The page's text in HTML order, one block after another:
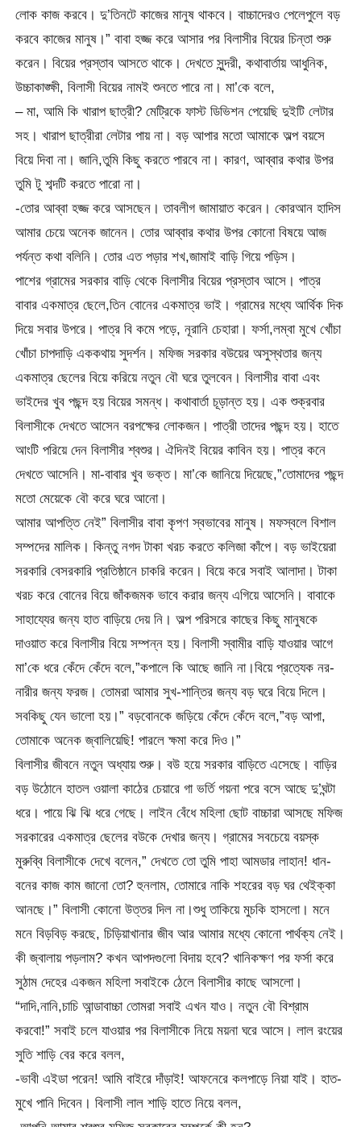
লোক কাজ করবে। দু’তিনটে কাজের মানুষ থাকবে। বাচ্চাদেরও পেলেপুলে বড়
করবে কাজের মানুষ।” বাবা হজ্জ করে আসার পর বিলাসীর বিয়ের চিন্তা শুরু
করেন। বিয়ের প্রস্তাব আসতে থাকে। দেখতে সুন্দরী, কথাবার্তায় আধুনিক,
উচ্চাকাঙ্ক্ষী, বিলাসী বিয়ের নামই শুনতে পারে না। মা’কে বলে,
– মা, আমি কি খারাপ ছাত্রী? মেট্রিকে ফাস্ট ডিভিশন পেয়েছি দুইটি লেটার
সহ। খারাপ ছাত্রীরা লেটার পায় না। বড় আপার মতো আমাকে অল্প বয়সে
বিয়ে দিবা না। জানি,তুমি কিছু করতে পারবে না। কারণ, আব্বার কথার উপর
তুমি টু শব্দটি করতে পারো না।
-তোর আব্বা হজ্জ করে আসছেন। তাবলীগ জামায়াত করেন। কোরআন হাদিস
আমার চেয়ে অনেক জানেন। তোর আব্বার কথার উপর কোনো বিষয়ে আজ
পর্যন্ত কথা বলিনি। তোর এত পড়ার শখ,জামাই বাড়ি গিয়ে পড়িস।
পাশের গ্রামের সরকার বাড়ি থেকে বিলাসীর বিয়ের প্রস্তাব আসে। পাত্র
বাবার একমাত্র ছেলে,তিন বোনের একমাত্র ভাই। গ্রামের মধ্যে আর্থিক দিক
দিয়ে সবার উপরে। পাত্র বি কমে পড়ে, নূরানি চেহারা। ফর্সা,লম্বা মুখে খোঁচা
খোঁচা চাপদাড়ি এককথায় সুদর্শন। মফিজ সরকার বউয়ের অসুস্থতার জন্য
একমাত্র ছেলের বিয়ে করিয়ে নতুন বৌ ঘরে তুলবেন। বিলাসীর বাবা এবং
ভাইদের খুব পছন্দ হয় বিয়ের সমন্ধ। কথাবার্তা চূড়ান্ত হয়। এক শুক্রবার
বিলাসীকে দেখতে আসেন বরপক্ষের লোকজন। পাত্রী তাদের পছন্দ হয়। হাতে
আংটি পরিয়ে দেন বিলাসীর শ্বশুর। ঐদিনই বিয়ের কাবিন হয়। পাত্র কনে
দেখতে আসেনি। মা-বাবার খুব ভক্ত। মা’কে জানিয়ে দিয়েছে,”তোমাদের পছন্দ
মতো মেয়েকে বৌ করে ঘরে আনো।
আমার আপত্তি নেই” বিলাসীর বাবা কৃপণ স্বভাবের মানুষ। মফস্বলে বিশাল
সম্পদের মালিক। কিন্তু নগদ টাকা খরচ করতে কলিজা কাঁপে। বড় ভাইয়েরা
সরকারি বেসরকারি প্রতিষ্ঠানে চাকরি করেন। বিয়ে করে সবাই আলাদা। টাকা
খরচ করে বোনের বিয়ে জাঁকজমক ভাবে করার জন্য এগিয়ে আসেনি। বাবাকে
সাহায্যের জন্য হাত বাড়িয়ে দেয় নি। অল্প পরিসরে কাছের কিছু মানুষকে
দাওয়াত করে বিলাসীর বিয়ে সম্পন্ন হয়। বিলাসী স্বামীর বাড়ি যাওয়ার আগে
মা’কে ধরে কেঁদে কেঁদে বলে,”কপালে কি আছে জানি না।বিয়ে প্রত্যেক নর-
নারীর জন্য ফরজ। তোমরা আমার সুখ-শান্তির জন্য বড় ঘরে বিয়ে দিলে।
সবকিছু যেন ভালো হয়।” বড়বোনকে জড়িয়ে কেঁদে কেঁদে বলে,”বড় আপা,
তোমাকে অনেক জ্বালিয়েছি! পারলে ক্ষমা করে দিও।”
বিলাসীর জীবনে নতুন অধ্যায় শুরু। বউ হয়ে সরকার বাড়িতে এসেছে। বাড়ির
বড় উঠোনে হাতল ওয়ালা কাঠের চেয়ারে গা ভর্তি গয়না পরে বসে আছে দু’ঘন্টা
ধরে। পায়ে ঝি ঝি ধরে গেছে। লাইন বেঁধে মহিলা ছোট বাচ্চারা আসছে মফিজ
সরকারের একমাত্র ছেলের বউকে দেখার জন্য। গ্রামের সবচেয়ে বয়স্ক
মুরুব্বি বিলাসীকে দেখে বলেন,” দেখতে তো তুমি পাহা আমডার লাহান! ধান-
বনের কাজ কাম জানো তো? হুনলাম, তোমারে নাকি শহরের বড় ঘর থেইক্কা
আনছে।” বিলাসী কোনো উত্তর দিল না।শুধু তাকিয়ে মুচকি হাসলো। মনে
মনে বিড়বিড় করছে, চিড়িয়াখানার জীব আর আমার মধ্যে কোনো পার্থক্য নেই।
কী জ্বালায় পড়লাম? কখন আপদগুলো বিদায় হবে? খানিকক্ষণ পর ফর্সা করে
সুঠাম দেহের একজন মহিলা সবাইকে ঠেলে বিলাসীর কাছে আসলো।
“দাদি,নানি,চাচি আন্ডাবাচ্চা তোমরা সবাই এখন যাও। নতুন বৌ বিশ্রাম
করবো!” সবাই চলে যাওয়ার পর বিলাসীকে নিয়ে ময়না ঘরে আসে। লাল রংয়ের
সুতি শাড়ি বের করে বলল,
-ভাবী এইডা পরেন! আমি বাইরে দাঁড়াই! আফনেরে কলপাড়ে নিয়া যাই। হাত-
মুখে পানি দিবেন। বিলাসী লাল শাড়ি হাতে নিয়ে বলল,